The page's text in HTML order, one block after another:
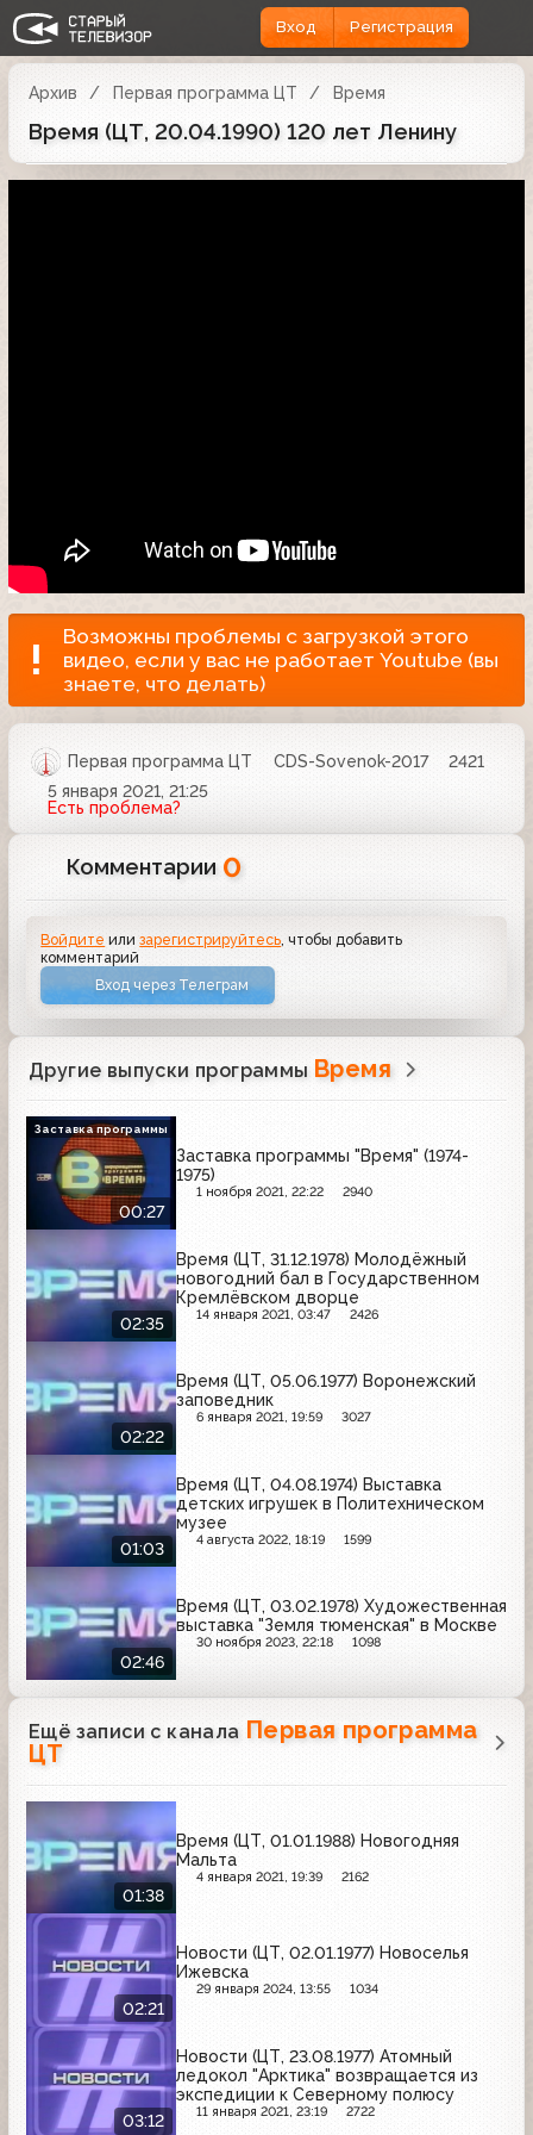
Вход Регистрация
Архив Первая программа ЦТ Время
Время (ЦТ, 20.04.1990) 120 лет Ленину
Возможны проблемы с загрузкой этого
видео, если у вас не работает Youtube (вы
знаете, что делать)
Первая программа ЦТ CDS-Sovenok-2017
2421
5 января 2021, 21:25
Есть проблема?
Комментарии 0
Войдите илизарегистрируйтесь , чтобы добавить
комментарий
Вход через Телеграм
Другие выпуски программы Время
00:27
Заставка программы "Время" (1974-
1975)
1 ноября 2021, 22:22 2940
Заставка программы
02:35
Время (ЦТ, 31.12.1978) Молодёжный
новогодний бал в Государственном
Кремлёвском дворце
14 января 2021, 03:47 2426
02:22
Время (ЦТ, 05.06.1977) Воронежский
заповедник
6 января 2021, 19:59 3027
01:03
Время (ЦТ, 04.08.1974) Выставка
детских игрушек в Политехническом
музее
4 августа 2022, 18:19 1599
02:46
Время (ЦТ, 03.02.1978) Художественная
выставка "Земля тюменская" в Москве
30 ноября 2023, 22:18 1098
Ещё записи с канала Первая программа
ЦТ
01:38
Время (ЦТ, 01.01.1988) Новогодняя
Мальта
4 января 2021, 19:39 2162
02:21
Новости (ЦТ, 02.01.1977) Новоселья
Ижевска
29 января 2024, 13:55 1034
03:12
Новости (ЦТ, 23.08.1977) Атомный
ледокол "Арктика" возвращается из
экспедиции к Северному полюсу
11 января 2021, 23:19 2722